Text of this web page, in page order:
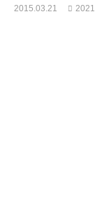
2015.03.21